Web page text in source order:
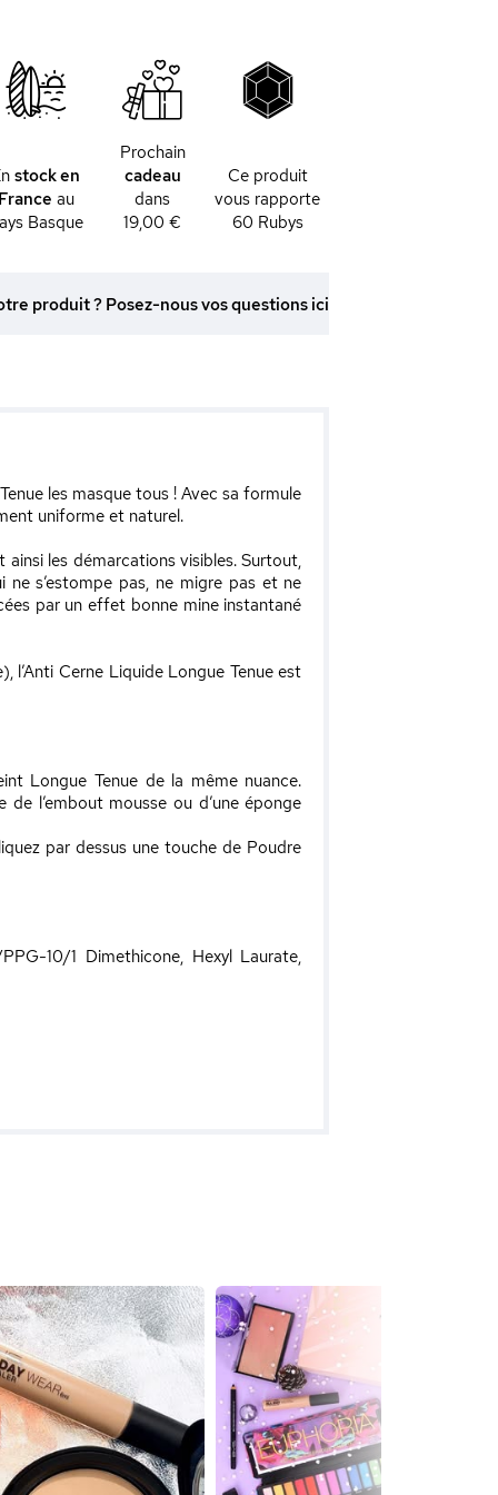
stock en
au
Basque
Prochain
cadeau
dans
19,00 €
Ce produit
vous rapporte
60 Rubys
produit ? Posez-nous vos questions ici
les masque tous ! Avec sa formule
uniforme et naturel.
les démarcations visibles. Surtout,
s’estompe pas, ne migre pas et ne
par un effet bonne mine instantané
l’Anti Cerne Liquide Longue Tenue est
Longue Tenue de la même nuance.
l’embout mousse ou d’une éponge
par dessus une touche de Poudre
10/1 Dimethicone, Hexyl Laurate,